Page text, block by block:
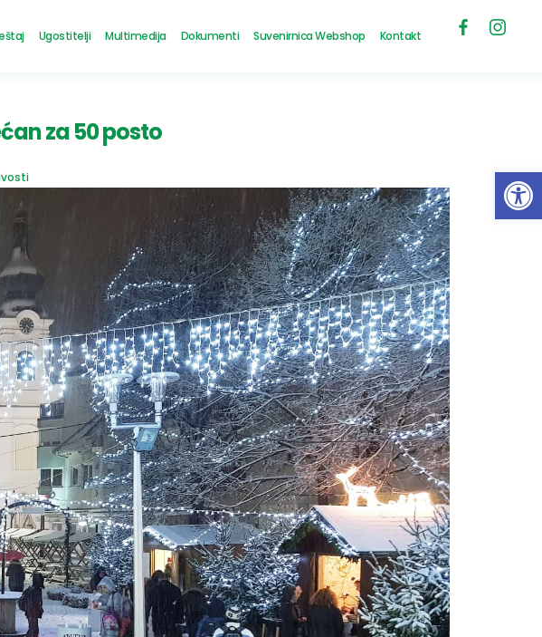
Ugostitelji Multimedija Dokumenti Suvenirnica Webshop Kontakt
za 50 posto